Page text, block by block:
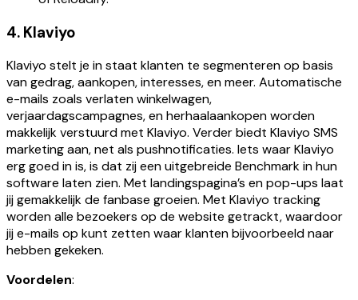
4. Klaviyo
Klaviyo stelt je in staat klanten te segmenteren op basis
van gedrag, aankopen, interesses, en meer. Automatische
e-mails zoals verlaten winkelwagen,
verjaardagscampagnes, en herhaalaankopen worden
makkelijk verstuurd met Klaviyo. Verder biedt Klaviyo SMS
marketing aan, net als pushnotificaties. Iets waar Klaviyo
erg goed in is, is dat zij een uitgebreide Benchmark in hun
software laten zien. Met landingspagina’s en pop-ups laat
jij gemakkelijk de fanbase groeien. Met Klaviyo tracking
worden alle bezoekers op de website getrackt, waardoor
jij e-mails op kunt zetten waar klanten bijvoorbeeld naar
hebben gekeken.
Voordelen: